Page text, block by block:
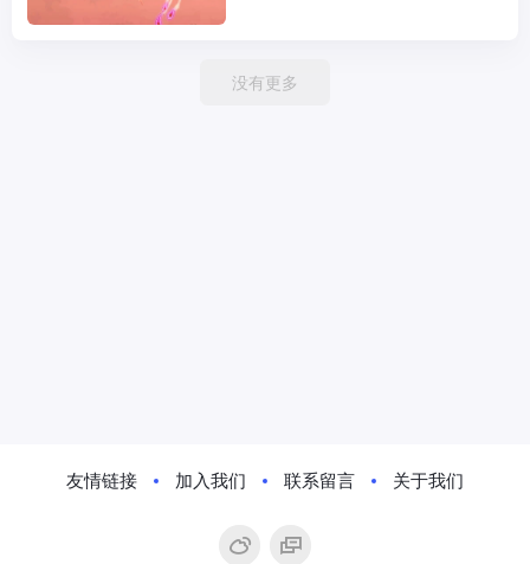
没有更多
友情链接 加入我们 联系留言 关于我们